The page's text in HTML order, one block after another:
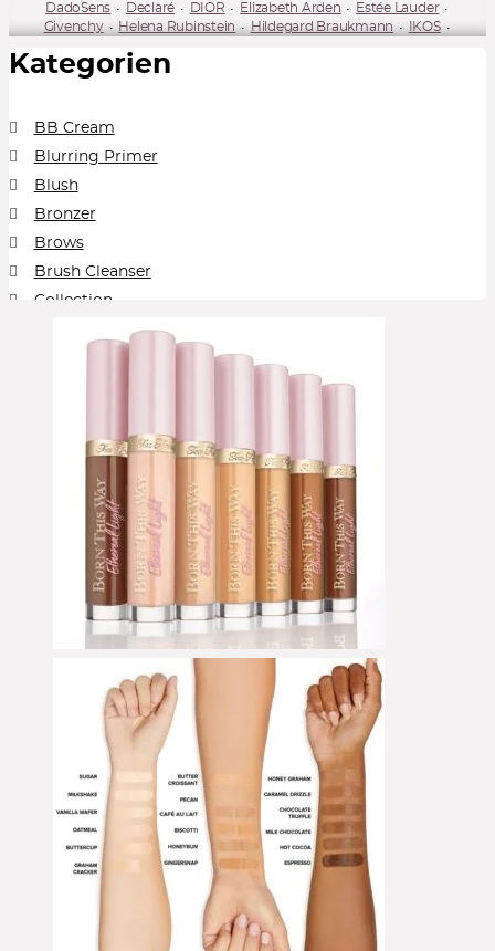
DadoSens
Declaré DIOR Elizabeth Arden
Estée Lauder
Givenchy
Helena Rubinstein Hildegard Braukmann
IKOS
M. Asam
MAC Cosmetics
Shiseido
Kategorien
BB Cream
Blurring Primer
Blush
Bronzer
Brows
Brush Cleanser
Collection
Eye Pencil
Eyeshadow
Eyeshadow Base
Face Primer
Foundation
Foundation Brushes
Glow Primer
Leerpaletten
Lippen
Liquid Foundation
Liquid Lipstick
Mascara